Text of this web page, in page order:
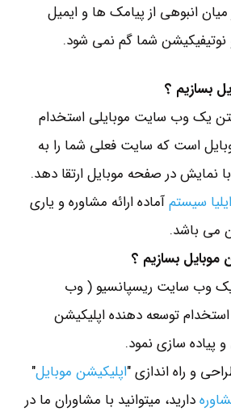
انبوهی از پیامک ها و ایمیل
نوتیفیکیشن شما گم نمی شود.
بسازیم ؟
یک وب سایت موبایلی استخدام
است که سایت فعلی شما را به
در صفحه موبایل ارتقا دهد.
ایلیا سیستمآماده ارائه مشاوره و یاری
می باشد.
بسازیم ؟
وب سایت ریسپانسیو ( وب
توسعه دهنده اپلیکیشن
پیاده سازی نمود.
و راه اندازی "اپلیکیشن موبایل"
دارید، میتوانید با مشاوران ما در